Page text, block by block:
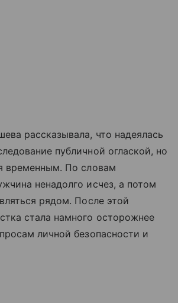
рассказывала, что надеялась
публичной оглаской, но
временным. По словам
ненадолго исчез, а потом
рядом. После этой
стала намного осторожнее
личной безопасности и